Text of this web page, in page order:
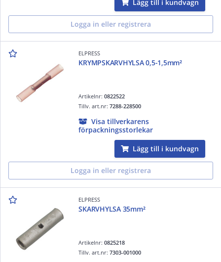
Lägg till i kundvagn
Logga in eller registrera
ELPRESS
KRYMPSKARVHYLSA 0,5-1,5mm²
Artikelnr:0822522
Tillv. art.nr:7288-228500
Visa tillverkarens
förpackningsstorlekar
Lägg till i kundvagn
Logga in eller registrera
ELPRESS
SKARVHYLSA 35mm²
Artikelnr:0825218
Tillv. art.nr:7303-001000